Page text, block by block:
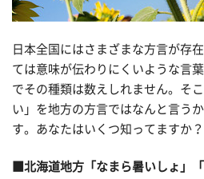
日本全国にはさまざまな方言が存
ては意味が伝わりにくいような言
でその種類は数えしれません。そ
い」を地方の方言ではなんと言う
す。あなたはいくつ知ってますか？
■北海道地方「なまら暑いしょ」「